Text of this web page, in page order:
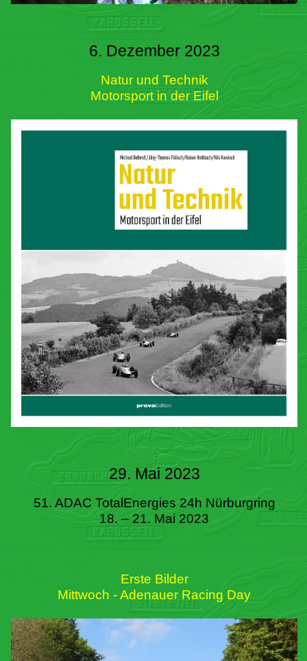
6. Dezember 2023
Natur und Technik
Motorsport in der Eifel
29. Mai 2023
51. ADAC TotalEnergies 24h Nürburgring
18. – 21. Mai 2023
Erste Bilder
Mittwoch - Adenauer Racing Day